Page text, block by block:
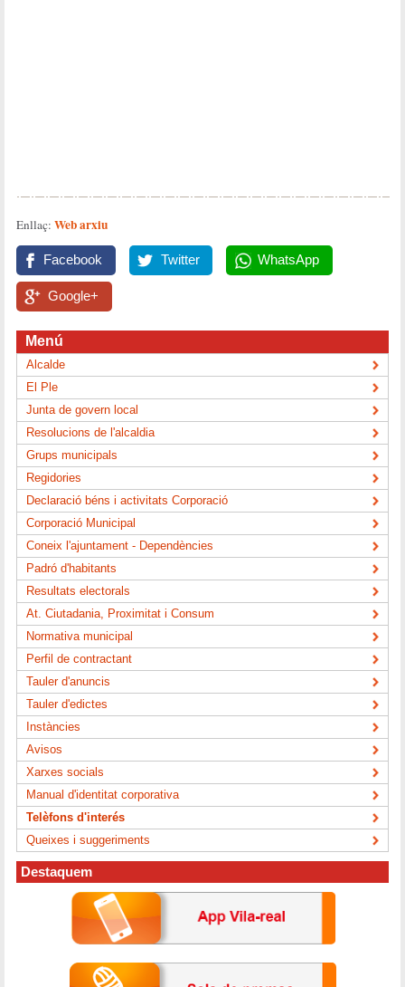
Enllaç:Web arxiu
Facebook Twitter WhatsApp
Google+
Menú
Alcalde
El Ple
Junta de govern local
Resolucions de l'alcaldia
Grups municipals
Regidories
Declaració béns i activitats Corporació
Corporació Municipal
Coneix l'ajuntament - Dependències
Padró d'habitants
Resultats electorals
At. Ciutadania, Proximitat i Consum
Normativa municipal
Perfil de contractant
Tauler d'anuncis
Tauler d'edictes
Instàncies
Avisos
Xarxes socials
Manual d'identitat corporativa
Telèfons d'interés
Queixes i suggeriments
Destaquem